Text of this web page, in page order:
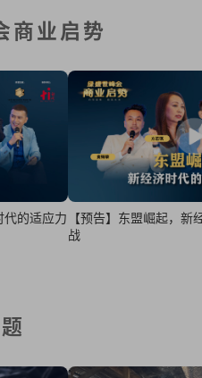
商业启势
代的适应力 【预告】东盟崛起，
战